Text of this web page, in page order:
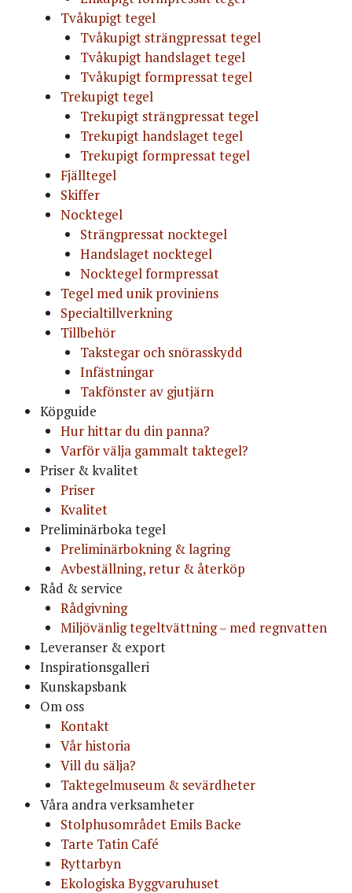
Tvåkupigt tegel
Tvåkupigt strängpressat tegel
Tvåkupigt handslaget tegel
Tvåkupigt formpressat tegel
Trekupigt tegel
Trekupigt strängpressat tegel
Trekupigt handslaget tegel
Trekupigt formpressat tegel
Fjälltegel
Skiffer
Nocktegel
Strängpressat nocktegel
Handslaget nocktegel
Nocktegel formpressat
Tegel med unik proviniens
Specialtillverkning
Tillbehör
Takstegar och snörasskydd
Infästningar
Takfönster av gjutjärn
Köpguide
Hur hittar du din panna?
Varför välja gammalt taktegel?
Priser & kvalitet
Priser
Kvalitet
Preliminärboka tegel
Preliminärbokning & lagring
Avbeställning, retur & återköp
Råd & service
Rådgivning
Miljövänlig tegeltvättning – med regnvatten
Leveranser & export
Inspirationsgalleri
Kunskapsbank
Om oss
Kontakt
Vår historia
Vill du sälja?
Taktegelmuseum & sevärdheter
Våra andra verksamheter
Stolphusområdet Emils Backe
Tarte Tatin Café
Ryttarbyn
Ekologiska Byggvaruhuset